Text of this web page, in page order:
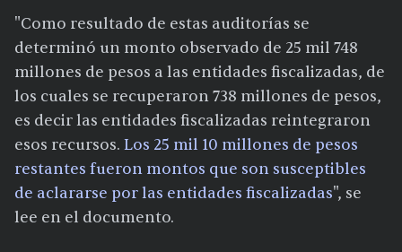
"Como resultado de estas auditorías se
determinó un monto observado de 25 mil 748
millones de pesos a las entidades fiscalizadas, de
los cuales se recuperaron 738 millones de pesos,
es decir las entidades fiscalizadas reintegraron
esos recursos. Los 25 mil 10 millones de pesos
restantes fueron montos que son susceptibles
de aclararse por las entidades fiscalizadas", se
lee en el documento.